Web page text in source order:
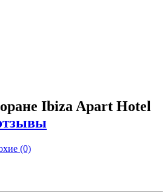
Ibiza Apart Hotel
(0)